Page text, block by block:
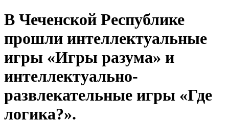
В Чеченской Республике
прошли интеллектуальные
игры «Игры разума» и
интеллектуально-
развлекательные игры «Где
логика?».